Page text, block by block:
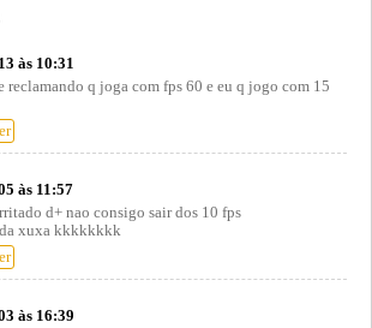
às 10:31
reclamando q joga com fps 60 e eu q jogo com 15
às 11:57
d+ nao consigo sair dos 10 fps
da xuxa kkkkkkkk
às 16:39